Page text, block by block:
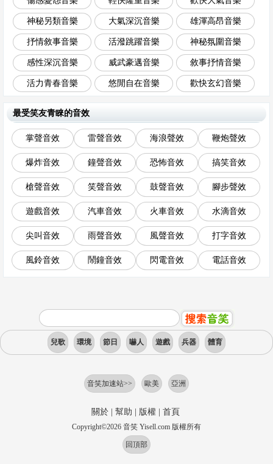
神秘另類音樂 大氣深沉音樂 雄渾高昂音樂
抒情敘事音樂 活潑跳躍音樂 神秘氛圍音樂
感性深沉音樂 威武豪邁音樂 敘事抒情音樂
活力青春音樂 悠閒自在音樂 歡快玄幻音樂
最受笑友青睞的音效
掌聲音效 雷聲音效 海浪聲效 鞭炮聲效
爆炸音效 鐘聲音效 恐怖音效 搞笑音效
槍聲音效 笑聲音效 鼓聲音效 腳步聲效
遊戲音效 汽車音效 火車音效 水滴音效
尖叫音效 雨聲音效 風聲音效 打字音效
風鈴音效 鬧鐘音效 閃電音效 電話音效
兒歌 環境 節日 嚇人 遊戲 兵器 體育
音笑加速站>> 歐美 亞洲
關於| 幫助 版權| 首頁
Copyright©2026 音笑 Yisell.com 版權所有
回頂部